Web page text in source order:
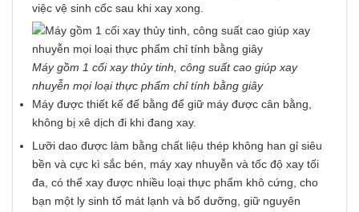
việc vệ sinh cốc sau khi xay xong.
Máy gồm 1 cối xay thủy tinh, công suất cao giúp xay
nhuyễn mọi loại thực phẩm chỉ tính bằng giây
Máy được thiết kế đế bằng để giữ máy được cân bằng,
không bị xê dịch đi khi đang xay.
Lưỡi dao được làm bằng chất liệu thép không han gỉ siêu
bền và cực kì sắc bén, máy xay nhuyễn và tốc độ xay tối
đa, có thể xay được nhiều loại thực phẩm khô cứng, cho
bạn một ly sinh tố mát lạnh và bổ dưỡng, giữ nguyên